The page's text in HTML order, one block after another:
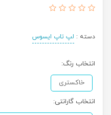
دسته : لپ تاپ ایسوس
انتخاب رنگ:
خاکستری
انتخاب گارانتی: